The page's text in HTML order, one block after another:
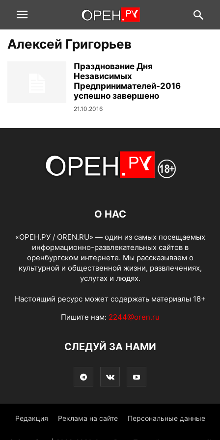
Алексей Григорьев
Празднование Дня
Независимых
Предпринимателей-2016
успешно завершено
21.10.2016
О НАС
«ОРЕН.РУ / OREN.RU» — один из самых посещаемых
информационно-развлекательных сайтов в
оренбургском интернете. Мы рассказываем о
культурной и общественной жизни, развлечениях,
услугах и людях.
Настоящий ресурс может содержать материалы 18+
Пишите нам: 2244@oren.ru
СЛЕДУЙ ЗА НАМИ
Редакция Реклама на сайте Персональные данные